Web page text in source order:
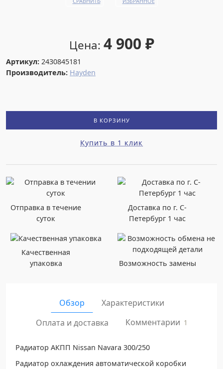
Цена: 4 900 ₽
Артикул: 2430845181
Производитель: Hayden
В КОРЗИНУ
Купить в 1 клик
Отправка в течение
суток
Доставка по г. С-
Петербург 1 час
Качественная
упаковка
Возможность замены
Обзор
Характеристики
Оплата и доставка
Комментарии 1
Радиатор АКПП Nissan Navara 300/250
Радиатор охлаждения автоматической коробки